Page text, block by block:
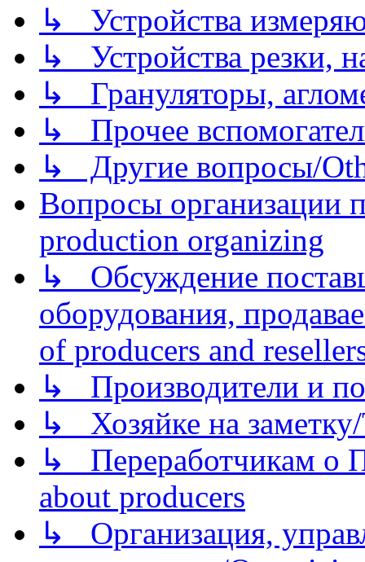
↳ Устройства
↳ Устройства резки,
↳ Грануляторы,
↳ Прочее
↳ Другие вопросы/
Вопросы организации
production organizing
↳ Обсуждение
оборудования,
of producers and
↳ Производители и
↳ Хозяйке на
↳ Переработчикам о
about producers
↳ Организация,